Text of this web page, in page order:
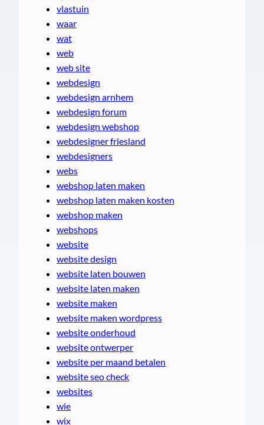
vlastuin
waar
wat
web
web site
webdesign
webdesign arnhem
webdesign forum
webdesign webshop
webdesigner friesland
webdesigners
webs
webshop laten maken
webshop laten maken kosten
webshop maken
webshops
website
website design
website laten bouwen
website laten maken
website maken
website maken wordpress
website onderhoud
website ontwerper
website per maand betalen
website seo check
websites
wie
wix